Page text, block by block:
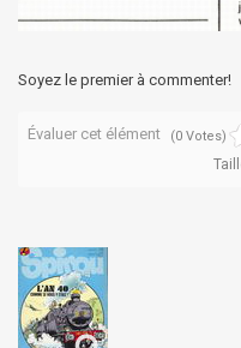
Soyez le premier à commenter!
Évaluer cet élément (0 Votes)